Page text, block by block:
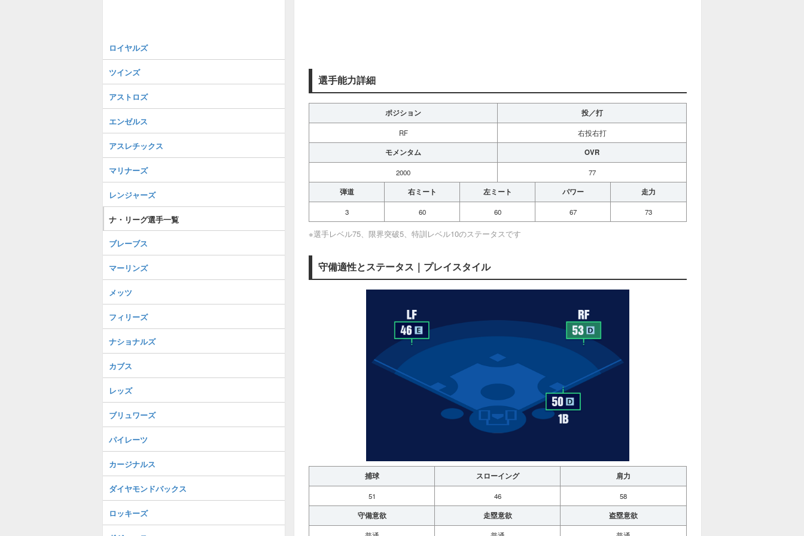
選手能力詳細
ポジション 投／打
RF 右投右打
モメンタム OVR
2000 77
弾道 右ミート 左ミート パワー 走力
3 60 60 67 73
※選手レベル75、限界突破5、特訓レベル10のステータスです
守備適性とステータス｜プレイスタイル
捕球 スローイング 肩力
51 46 58
守備意欲 走塁意欲 盗塁意欲
ロイヤルズ
ツインズ
アストロズ
エンゼルス
アスレチックス
マリナーズ
レンジャーズ
ナ・リーグ選手一覧
ブレーブス
マーリンズ
メッツ
フィリーズ
ナショナルズ
カブス
レッズ
ブリュワーズ
パイレーツ
カージナルス
ダイヤモンドバックス
ロッキーズ